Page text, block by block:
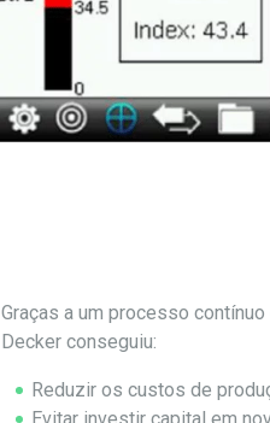
Graças a um processo
Decker conseguiu:
Reduzir os custos de